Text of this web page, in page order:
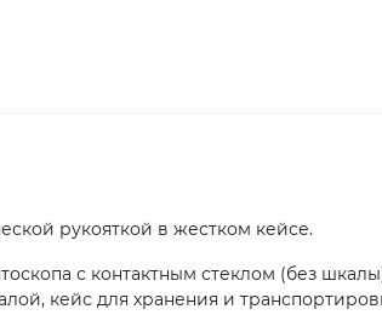
рукояткой в жестком кейсе.
с контактным стеклом (без
кейс для хранения и